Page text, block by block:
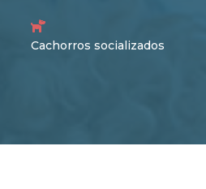
Cachorros socializados